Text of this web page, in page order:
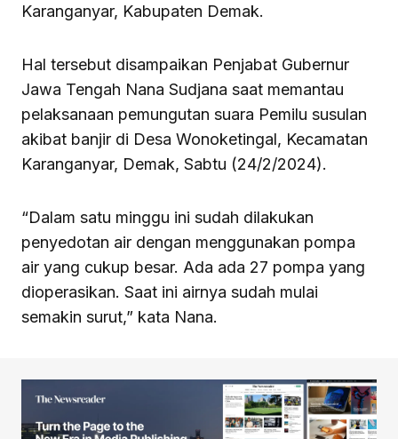
Karanganyar, Kabupaten Demak.
Hal tersebut disampaikan Penjabat Gubernur
Jawa Tengah Nana Sudjana saat memantau
pelaksanaan pemungutan suara Pemilu susulan
akibat banjir di Desa Wonoketingal, Kecamatan
Karanganyar, Demak, Sabtu (24/2/2024).
“Dalam satu minggu ini sudah dilakukan
penyedotan air dengan menggunakan pompa
air yang cukup besar. Ada ada 27 pompa yang
dioperasikan. Saat ini airnya sudah mulai
semakin surut,” kata Nana.